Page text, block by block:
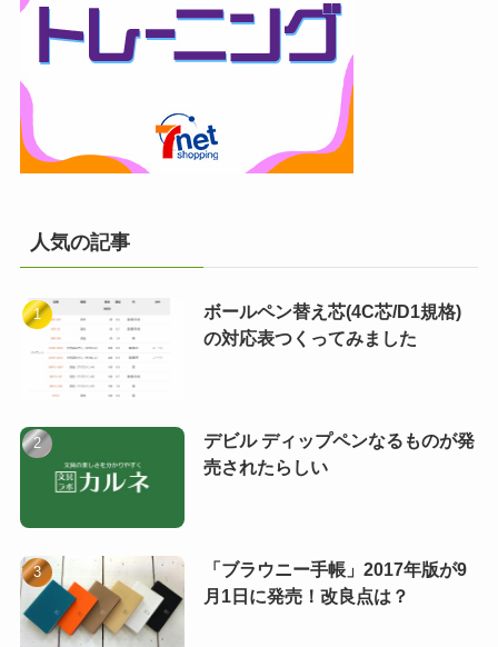
人気の記事
ボールペン替え芯(4C芯/D1規格)
の対応表つくってみました
デビル ディップペンなるものが発
売されたらしい
「ブラウニー手帳」2017年版が9
月1日に発売！改良点は？